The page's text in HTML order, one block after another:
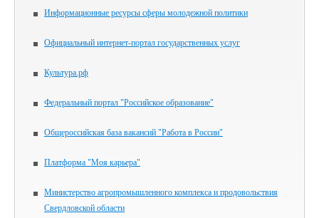
Информационные ресурсы сферы молодежной политики
Официальный интернет-портал государственных услуг
Культура.рф
Федеральный портал "Российское образование"
Общероссийская база вакансий "Работа в России"
Платформа "Моя карьера"
Министерство агропромышленного комплекса и продовольствия
Свердловской области